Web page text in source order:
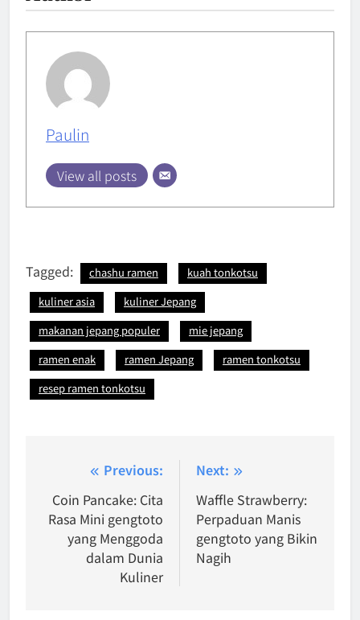
Paulin
View all posts
Tagged: chashu ramen
kuah tonkotsu
kuliner asia
kuliner Jepang
makanan jepang populer
mie jepang
ramen enak
ramen Jepang
ramen tonkotsu
resep ramen tonkotsu
navigation
Previous:
Coin Pancake: Cita
Rasa Mini gengtoto
yang Menggoda
dalam Dunia
Kuliner
Next:
Waffle Strawberry:
Perpaduan Manis
gengtoto yang Bikin
Nagih